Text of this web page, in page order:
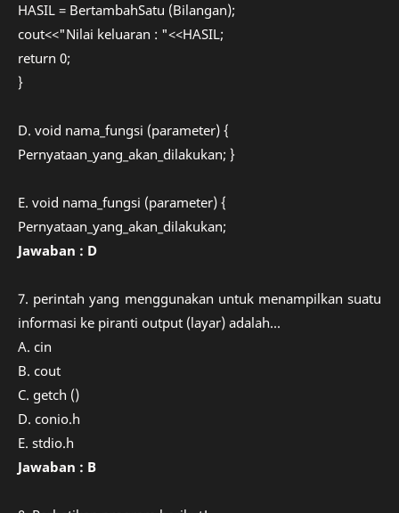
HASIL = BertambahSatu (Bilangan);
cout<<"Nilai keluaran : "<<HASIL;
return 0;
}
D. void nama_fungsi (parameter) {
Pernyataan_yang_akan_dilakukan; }
E. void nama_fungsi (parameter) {
Pernyataan_yang_akan_dilakukan;
Jawaban : D
7. perintah yang menggunakan untuk menampilkan suatu
informasi ke piranti output (layar) adalah...
A. cin
B. cout
C. getch ()
D. conio.h
E. stdio.h
Jawaban : B